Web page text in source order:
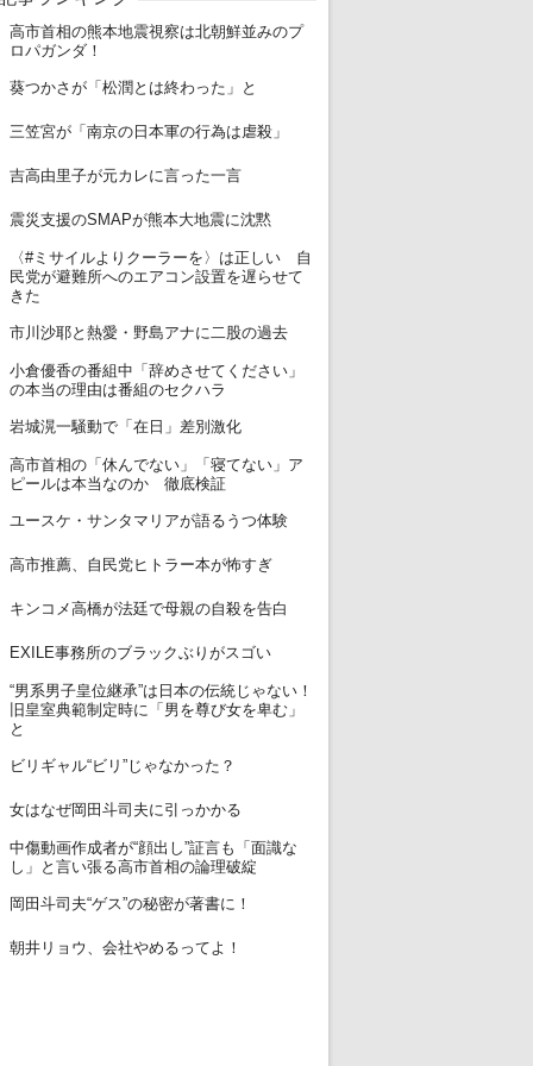
1
高市首相の熊本地震視察は北朝鮮並みのプ
ロパガンダ！
2
葵つかさが「松潤とは終わった」と
3
三笠宮が「南京の日本軍の行為は虐殺」
4
吉高由里子が元カレに言った一言
5
震災支援のSMAPが熊本大地震に沈黙
6
〈#ミサイルよりクーラーを〉は正しい 自
民党が避難所へのエアコン設置を遅らせて
きた
7
市川沙耶と熱愛・野島アナに二股の過去
8
小倉優香の番組中「辞めさせてください」
の本当の理由は番組のセクハラ
9
岩城滉一騒動で「在日」差別激化
10
高市首相の「休んでない」「寝てない」ア
ピールは本当なのか 徹底検証
11
ユースケ・サンタマリアが語るうつ体験
12
高市推薦、自民党ヒトラー本が怖すぎ
13
キンコメ高橋が法廷で母親の自殺を告白
14
EXILE事務所のブラックぶりがスゴい
15
“男系男子皇位継承”は日本の伝統じゃない！
旧皇室典範制定時に「男を尊び女を卑む」
と
16
ビリギャル“ビリ”じゃなかった？
17
女はなぜ岡田斗司夫に引っかかる
18
中傷動画作成者が“顔出し”証言も「面識な
し」と言い張る高市首相の論理破綻
19
岡田斗司夫“ゲス”の秘密が著書に！
20
朝井リョウ、会社やめるってよ！